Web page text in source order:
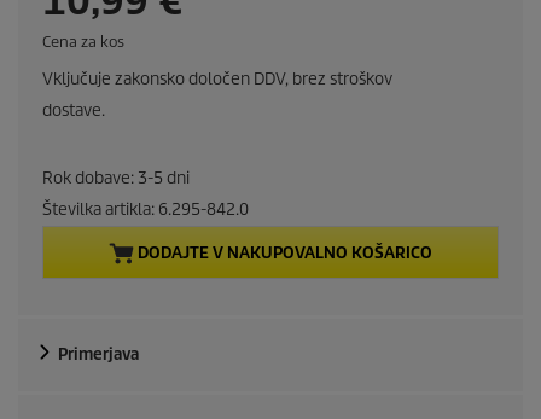
u
r
e
n
p
P
i
c
r
u
n
Cena za kos
Vključuje zakonsko določen DDV, brez stroškov
dostave.
Rok dobave: 3-5 dni
Številka artikla: 6.295-842.0
DODAJTE V NAKUPOVALNO KOŠARICO
Primerjava